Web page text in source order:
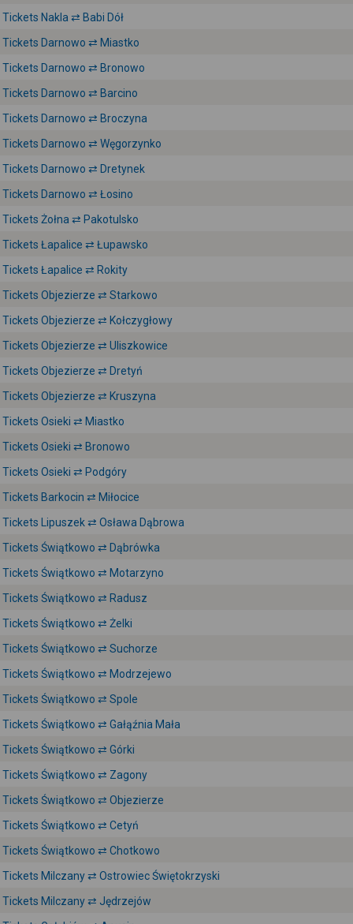
Tickets Nakla ⇄ Babi Dół
Tickets Darnowo ⇄ Miastko
Tickets Darnowo ⇄ Bronowo
Tickets Darnowo ⇄ Barcino
Tickets Darnowo ⇄ Broczyna
Tickets Darnowo ⇄ Węgorzynko
Tickets Darnowo ⇄ Dretynek
Tickets Darnowo ⇄ Łosino
Tickets Żołna ⇄ Pakotulsko
Tickets Łapalice ⇄ Łupawsko
Tickets Łapalice ⇄ Rokity
Tickets Objezierze ⇄ Starkowo
Tickets Objezierze ⇄ Kołczygłowy
Tickets Objezierze ⇄ Uliszkowice
Tickets Objezierze ⇄ Dretyń
Tickets Objezierze ⇄ Kruszyna
Tickets Osieki ⇄ Miastko
Tickets Osieki ⇄ Bronowo
Tickets Osieki ⇄ Podgóry
Tickets Barkocin ⇄ Miłocice
Tickets Lipuszek ⇄ Osława Dąbrowa
Tickets Świątkowo ⇄ Dąbrówka
Tickets Świątkowo ⇄ Motarzyno
Tickets Świątkowo ⇄ Radusz
Tickets Świątkowo ⇄ Żelki
Tickets Świątkowo ⇄ Suchorze
Tickets Świątkowo ⇄ Modrzejewo
Tickets Świątkowo ⇄ Spole
Tickets Świątkowo ⇄ Gałąźnia Mała
Tickets Świątkowo ⇄ Górki
Tickets Świątkowo ⇄ Zagony
Tickets Świątkowo ⇄ Objezierze
Tickets Świątkowo ⇄ Cetyń
Tickets Świątkowo ⇄ Chotkowo
Tickets Milczany ⇄ Ostrowiec Świętokrzyski
Tickets Milczany ⇄ Jędrzejów